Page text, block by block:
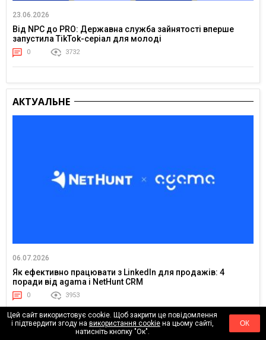
23.06.2026
Від NPC до PRO: Державна служба зайнятості вперше
запустила TikTok-серіал для молоді
0 3732
АКТУАЛЬНЕ
06.07.2026
Як ефективно працювати з LinkedIn для продажів: 4
поради від agama і NetHunt CRM
0 3953
Цей сайт використовує cookie. Щоб закрити це повідомлення
і підтвердити згоду на використання cookieна цьому сайті,
натисніть кнопку "Ок".
ОК